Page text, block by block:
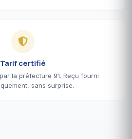
Tarif certifié
la préfecture 91. Reçu fourni
sans surprise.